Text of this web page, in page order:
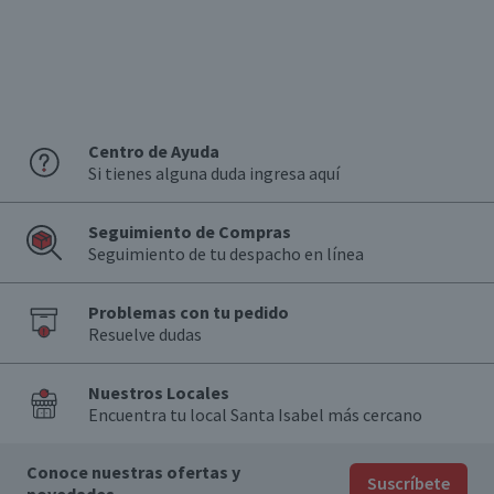
Centro de Ayuda
Si tienes alguna duda ingresa aquí
Seguimiento de Compras
Seguimiento de tu despacho en línea
Problemas con tu pedido
Resuelve dudas
Nuestros Locales
Encuentra tu local Santa Isabel más cercano
Conoce nuestras ofertas y
Suscríbete